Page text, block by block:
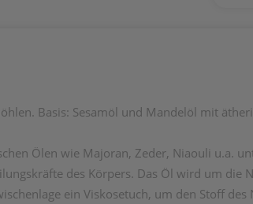
Basis: Sesamöl und Mandelöl mit
Ölen wie Majoran, Zeder, Niaouli u.a.
des Körpers. Das Öl wird um die
ein Viskosetuch, um den Stoff des